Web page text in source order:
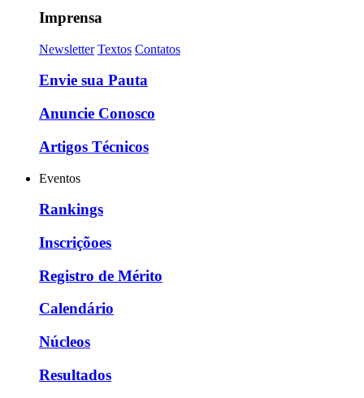
Imprensa
Newsletter Textos Contatos
Envie sua Pauta
Anuncie Conosco
Artigos Técnicos
Eventos
Rankings
Inscriçõoes
Registro de Mérito
Calendário
Núcleos
Resultados